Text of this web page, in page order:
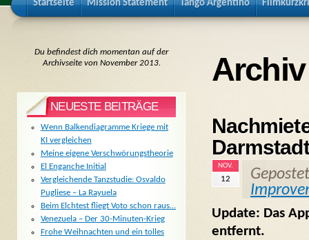
Startseite Mission Statement Tango Argentino
Darmstadt
NOV.
12
Update: Das
entfernt.
Du befindest dich momentan auf der
Archivseite von November 2013.
NEUESTE BEITRÄGE
Wenn Balkendiagramme Kriege mit
KI vergleichen
Meine eigene Verschwörungstheorie
El Enganche Initial
Vergleichende Tanzstudie: Osvaldo
Pugliese – La Rayuela
Beim Elchtest fliegt Voto schon raus…
Venezuela – Der 30-Minuten-Krieg
Frohe Weihnachten und ein tolles